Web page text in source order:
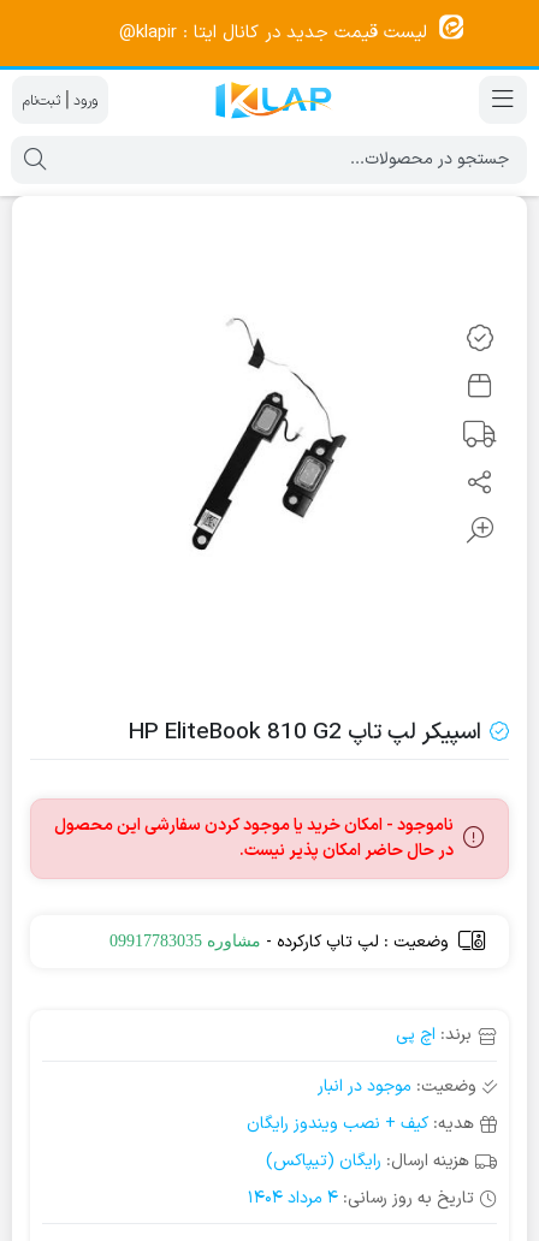
لیست قیمت جدید در کانال ایتا : klapir@
|
اسپیکر لپ تاپ HP EliteBook 810 G2
ناموجود - امکان خرید یا موجود کردن سفارشی این محصول
در حال حاضر امکان پذیر نیست.
وضعیت : لپ تاپ کارکرده - مشاوره 09917783035
برند: اچ پی
وضعیت: موجود در انبار
هدیه:کیف + نصب ویندوز رایگان
هزینه ارسال: رایگان (تیپاکس)
تاریخ به روز رسانی: 4 مرداد 1404